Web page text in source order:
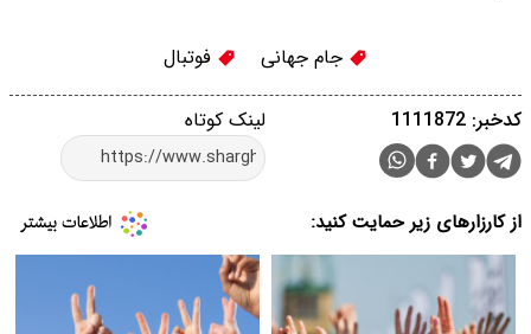
جام جهانی فوتبال
لینک کوتاه کدخبر: 1111872
از کارزارهای زیر حمایت کنید: